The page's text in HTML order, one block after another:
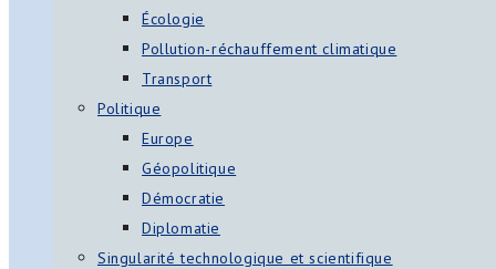
Écologie
Pollution-réchauffement climatique
Transport
Politique
Europe
Géopolitique
Démocratie
Diplomatie
Singularité technologique et scientifique